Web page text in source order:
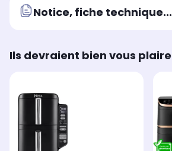
Notice, fiche technique...
Ils devraient bien vous plaire